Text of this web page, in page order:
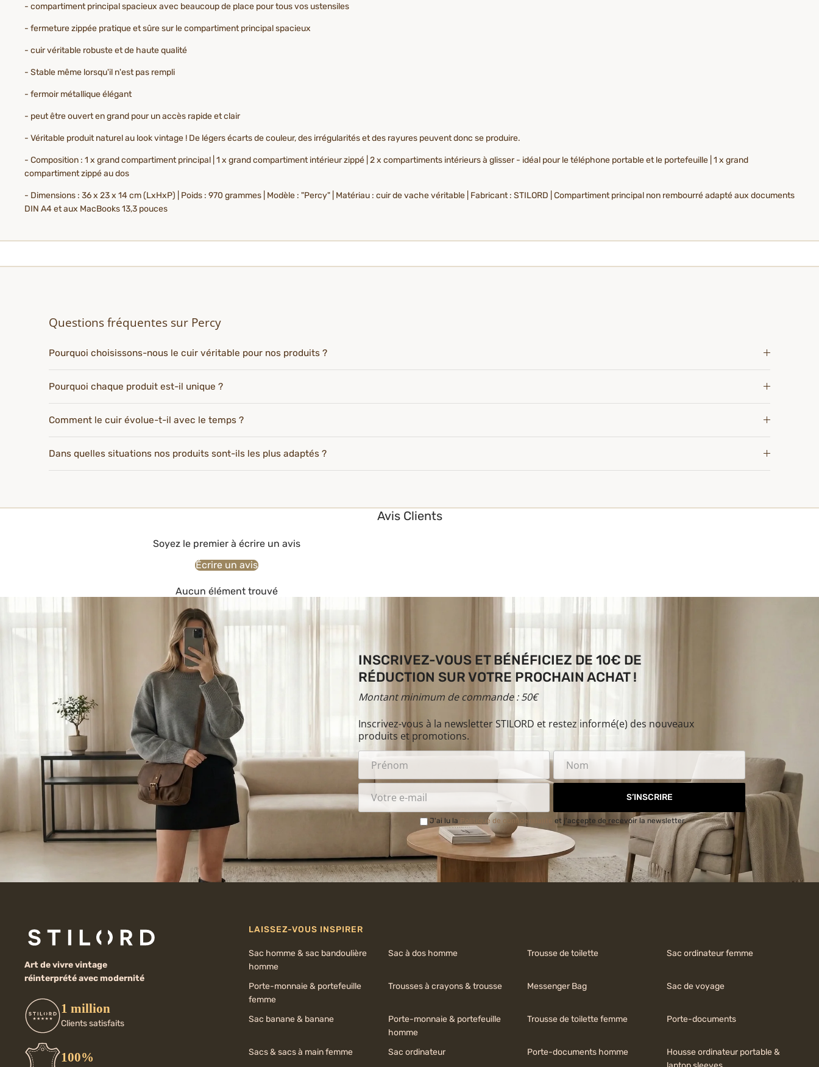
- compartiment principal spacieux avec beaucoup de place pour tous vos ustensiles
- fermeture zippée pratique et sûre sur le compartiment principal spacieux
- cuir véritable robuste et de haute qualité
- Stable même lorsqu'il n'est pas rempli
- fermoir métallique élégant
- peut être ouvert en grand pour un accès rapide et clair
- Véritable produit naturel au look vintage ! De légers écarts de couleur, des irrégularités et des rayures peuvent donc se produire.
- Composition : 1 x grand compartiment principal | 1 x grand compartiment intérieur zippé | 2 x compartiments intérieurs à glisser - idéal pour le téléphone portable et le portefeuille | 1 x grand
compartiment zippé au dos
- Dimensions : 36 x 23 x 14 cm (LxHxP) | Poids : 970 grammes | Modèle : "Percy" | Matériau : cuir de vache véritable | Fabricant : STILORD | Compartiment principal non rembourré adapté aux documents
DIN A4 et aux MacBooks 13,3 pouces
Questions fréquentes sur Percy
Pourquoi choisissons-nous le cuir véritable pour nos produits ?
Pourquoi chaque produit est-il unique ?
Comment le cuir évolue-t-il avec le temps ?
Dans quelles situations nos produits sont-ils les plus adaptés ?
Avis Clients
Soyez le premier à écrire un avis
Écrire un avis
Aucun élément trouvé
INSCRIVEZ-VOUS ET BÉNÉFICIEZ DE 10€ DE
RÉDUCTION SUR VOTRE PROCHAIN ACHAT !
Montant minimum de commande : 50€
Inscrivez-vous à la newsletter STILORD et restez informé(e) des nouveaux
produits et promotions.
S’INSCRIRE
J'ai lu la Politique de confidentialité et j'accepte de recevoir la newsletter.
Art de vivre vintage
réinterprété avec modernité
1 million
Clients satisfaits
100%
LAISSEZ-VOUS INSPIRER
Sac homme & sac bandoulière
homme
Sac à dos homme Trousse de toilette Sac ordinateur femme
Porte-monnaie & portefeuille
femme
Trousses à crayons & trousse Messenger Bag Sac de voyage
Sac banane & banane
Porte-monnaie & portefeuille
homme
Trousse de toilette femme Porte-documents
Sacs & sacs à main femme Sac ordinateur Porte-documents homme
Housse ordinateur portable &